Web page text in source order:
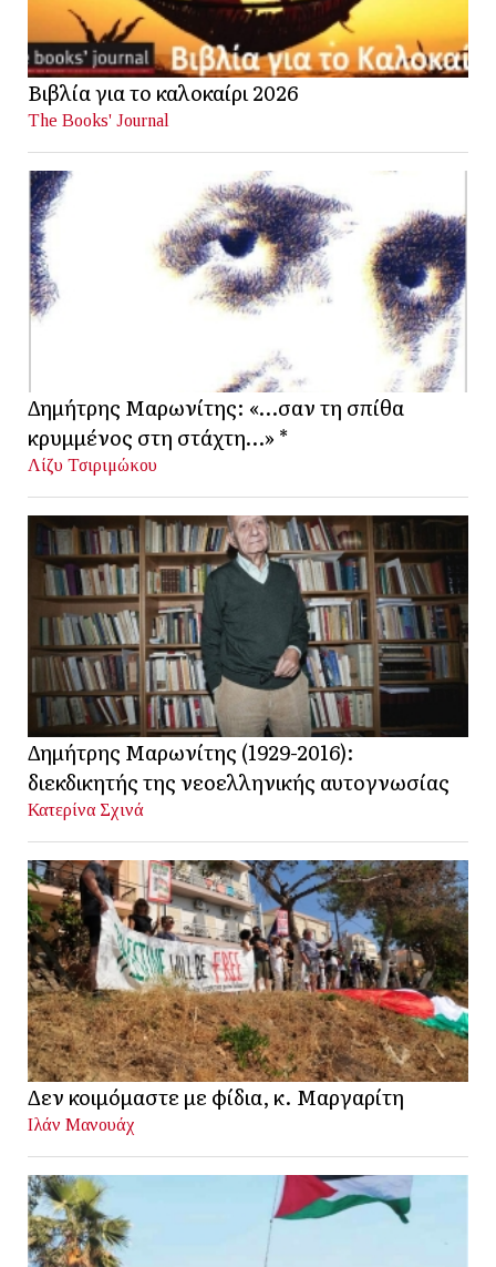
Βιβλία για το καλοκαίρι 2026
The Books' Journal
Δημήτρης Μαρωνίτης: «…σαν τη σπίθα
κρυμμένος στη στάχτη…» *
Λίζυ Τσιριμώκου
Δημήτρης Μαρωνίτης (1929-2016):
διεκδικητής της νεοελληνικής αυτογνωσίας
Κατερίνα Σχινά
Δεν κοιμόμαστε με φίδια, κ. Μαργαρίτη
Ιλάν Μανουάχ